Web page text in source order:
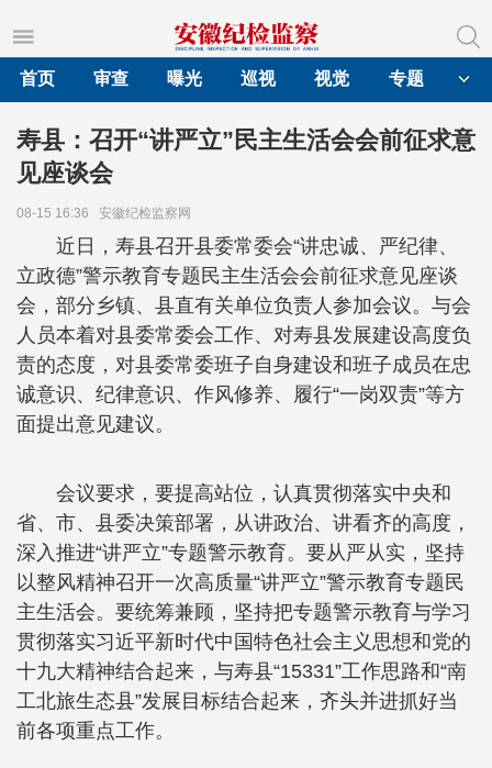
首页
审查 曝光 巡视 视觉 专题
寿县：召开“讲严立”民主生活会会前征求意
见座谈会
08-15 16:36 安徽纪检监察网
近日，寿县召开县委常委会“讲忠诚、严纪律、
立政德”警示教育专题民主生活会会前征求意见座谈
会，部分乡镇、县直有关单位负责人参加会议。与会
人员本着对县委常委会工作、对寿县发展建设高度负
责的态度，对县委常委班子自身建设和班子成员在忠
诚意识、纪律意识、作风修养、履行“一岗双责”等方
面提出意见建议。
会议要求，要提高站位，认真贯彻落实中央和
省、市、县委决策部署，从讲政治、讲看齐的高度，
深入推进“讲严立”专题警示教育。要从严从实，坚持
以整风精神召开一次高质量“讲严立”警示教育专题民
主生活会。要统筹兼顾，坚持把专题警示教育与学习
贯彻落实习近平新时代中国特色社会主义思想和党的
十九大精神结合起来，与寿县“15331”工作思路和“南
工北旅生态县”发展目标结合起来，齐头并进抓好当
前各项重点工作。